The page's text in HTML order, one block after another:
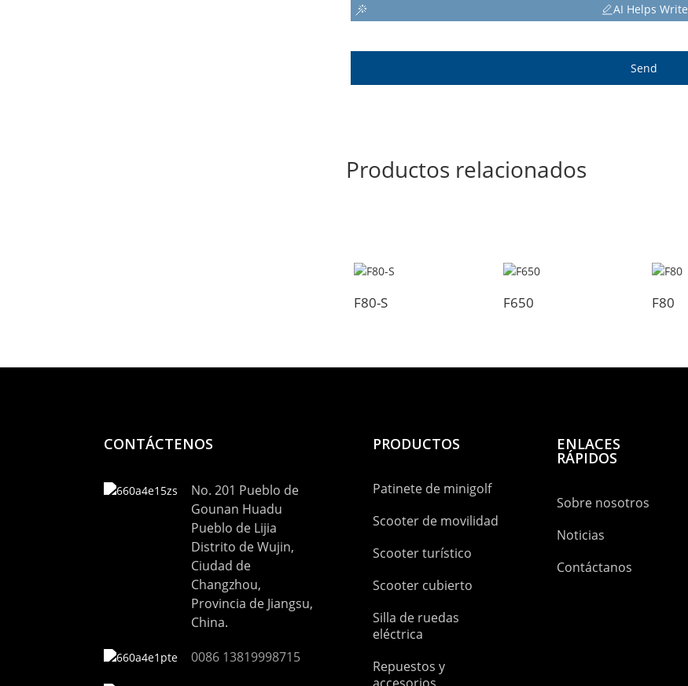
AI Helps Write
Send
Productos relacionados
F80-S F650 F80
CONTÁCTENOS
No. 201 Pueblo de
Gounan Huadu
Pueblo de Lijia
Distrito de Wujin,
Ciudad de
Changzhou,
Provincia de Jiangsu,
China.
0086 13819998715
PRODUCTOS
Patinete de minigolf
Scooter de movilidad
Scooter turístico
Scooter cubierto
Silla de ruedas
eléctrica
Repuestos y
ENLACES
RÁPIDOS
Sobre nosotros
Noticias
Contáctanos